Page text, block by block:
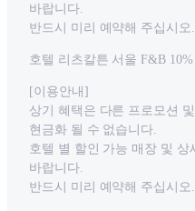
바랍니다.
반드시 미리 예약해 주십시오.
호텔 리츠칼튼 서울 F&B 10%
[이용안내]
상기 혜택은 다른 프로모션
현금화 될 수 없습니다.
호텔 별 할인 가능 매장 및 상
바랍니다.
반드시 미리 예약해 주십시오.